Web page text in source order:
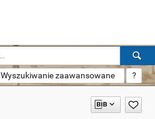
Wyszukiwanie zaawansowane ?